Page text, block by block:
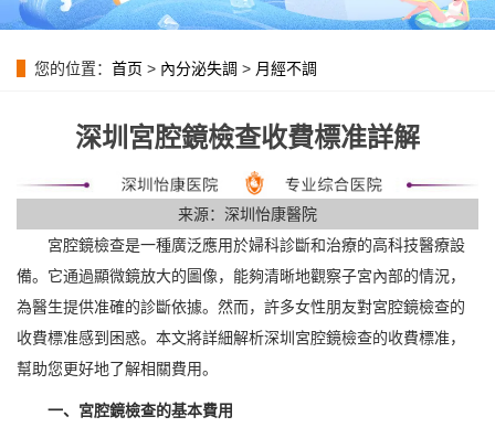
您的位置： 首页 > 內分泌失調 > 月經不調
深圳宮腔鏡檢查收費標准詳解
来源：深圳怡康醫院
宮腔鏡檢查是一種廣泛應用於婦科診斷和治療的高科技醫療設
備。它通過顯微鏡放大的圖像，能夠清晰地觀察子宮內部的情況，
為醫生提供准確的診斷依據。然而，許多女性朋友對宮腔鏡檢查的
收費標准感到困惑。本文將詳細解析深圳宮腔鏡檢查的收費標准，
幫助您更好地了解相關費用。
一、宮腔鏡檢查的基本費用